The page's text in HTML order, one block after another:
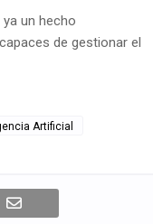
un hecho
de gestionar el
Artificial